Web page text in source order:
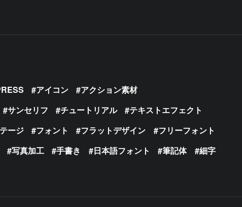
アイコン
アクション素材
サンセリフ チュートリアル
テキストエフェクト
ージ フォント フラットデザイン
フリーフォント
写真加工 手書き 日本語フォント 筆記体
細字